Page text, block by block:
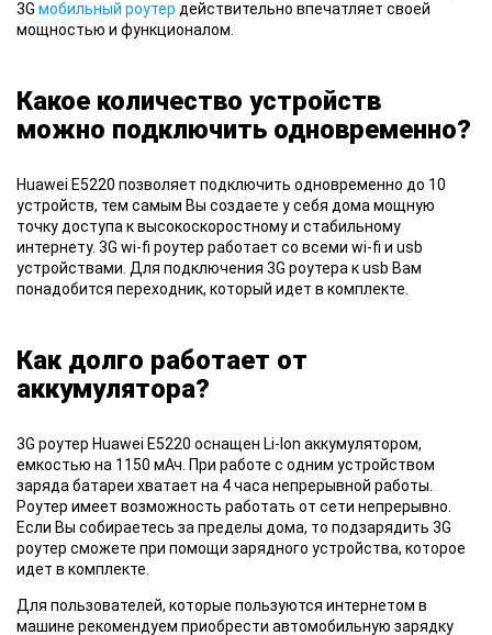
3G мобильный роутер действительно впечатляет своей
мощностью и функционалом.
Какое количество устройств
можно подключить одновременно?
Huawei E5220 позволяет подключить одновременно до 10
устройств, тем самым Вы создаете у себя дома мощную
точку доступа к высокоскоростному и стабильному
интернету. 3G wi-fi роутер работает со всеми wi-fi и usb
устройствами. Для подключения 3G роутера к usb Вам
понадобится переходник, который идет в комплекте.
Как долго работает от
аккумулятора?
3G роутер Huawei E5220 оснащен Li-Ion аккумулятором,
емкостью на 1150 мАч. При работе с одним устройством
заряда батареи хватает на 4 часа непрерывной работы.
Роутер имеет возможность работать от сети непрерывно.
Если Вы собираетесь за пределы дома, то подзарядить 3G
роутер сможете при помощи зарядного устройства, которое
идет в комплекте.
Для пользователей, которые пользуются интернетом в
машине рекомендуем приобрести автомобильную зарядку